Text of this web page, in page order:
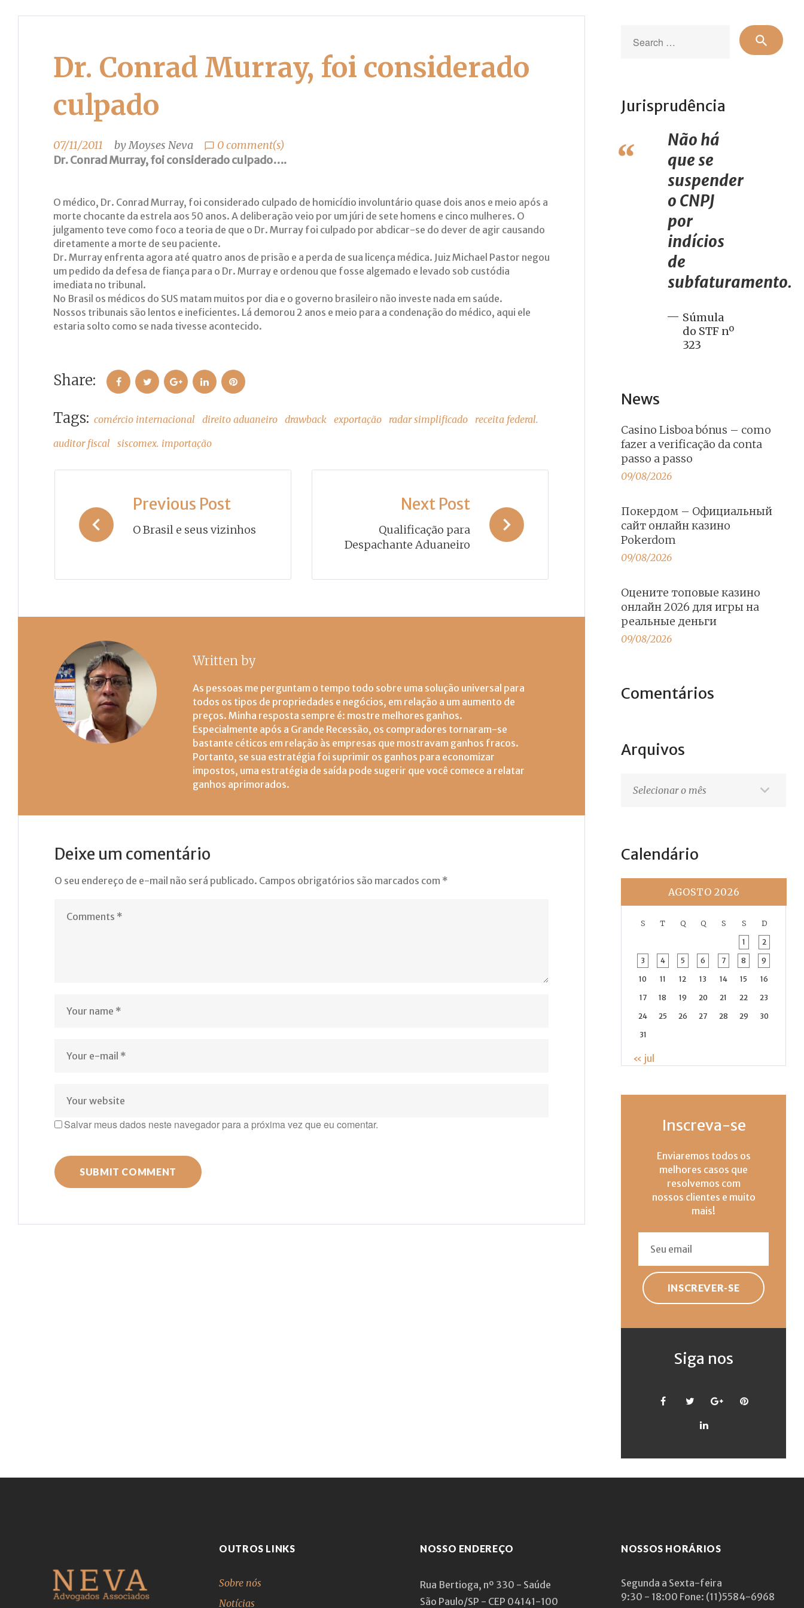
Dr. Conrad Murray, foi considerado
culpado
07/11/2011 byMoyses Neva chat_bubble_outline 0 comment(s)
Dr. Conrad Murray, foi considerado culpado….
O médico, Dr. Conrad Murray, foi considerado culpado de homicídio involuntário quase dois anos e meio após a
morte chocante da estrela aos 50 anos. A deliberação veio por um júri de sete homens e cinco mulheres. O
julgamento teve como foco a teoria de que o Dr. Murray foi culpado por abdicar-se do dever de agir causando
diretamente a morte de seu paciente.
Dr. Murray enfrenta agora até quatro anos de prisão e a perda de sua licença médica. Juiz Michael Pastor negou
um pedido da defesa de fiança para o Dr. Murray e ordenou que fosse algemado e levado sob custódia
imediata no tribunal.
No Brasil os médicos do SUS matam muitos por dia e o governo brasileiro não investe nada em saúde.
Nossos tribunais são lentos e ineficientes. Lá demorou 2 anos e meio para a condenação do médico, aqui ele
estaria solto como se nada tivesse acontecido.
Share: FacebookTwitter Google+LinkedInPinterest
Tags: comércio internacional direito aduaneiro drawback exportação radar simplificado
receita federal.
auditor fiscal
siscomex. importação
Navegação
de
Previous Post
O Brasil e seus vizinhos
Next Post
Qualificação para
Despachante Aduaneiro
Written by
As pessoas me perguntam o tempo todo sobre uma solução universal para
todos os tipos de propriedades e negócios, em relação a um aumento de
preços. Minha resposta sempre é: mostre melhores ganhos.
Especialmente após a Grande Recessão, os compradores tornaram-se
bastante céticos em relação às empresas que mostravam ganhos fracos.
Portanto, se sua estratégia foi suprimir os ganhos para economizar
impostos, uma estratégia de saída pode sugerir que você comece a relatar
ganhos aprimorados.
Deixe um comentário
O seu endereço de e-mail não será publicado. Campos obrigatórios são marcados com *
Salvar meus dados neste navegador para a próxima vez que eu comentar.
for:
search
Jurisprudência
Não há
que se
suspender
o CNPJ
por
indícios
de
subfaturamento.
Súmula
do STF nº
323
News
Casino Lisboa bónus – como
fazer a verificação da conta
passo a passo
09/08/2026
Покердом – Официальный
сайт онлайн казино
Pokerdom
09/08/2026
Оцените топовые казино
онлайн 2026 для игры на
реальные деньги
09/08/2026
Comentários
Arquivos
Calendário
AGOSTO 2026
S T Q Q S S D
1 2
3 4 5 6 7 8 9
10 11 12 13 14 15 16
17 18 19 20 21 22 23
24 25 26 27 28 29 30
31
« jul
Inscreva-se
Enviaremos todos os
melhores casos que
resolvemos com
nossos clientes e muito
mais!
INSCREVER-SE
Siga nos
FacebookTwitter
OUTROS LINKS
Sobre nós
Notícias
NOSSO ENDEREÇO
Rua Bertioga, nº 330 - Saúde
São Paulo/SP - CEP 04141-100
NOSSOS HORÁRIOS
Segunda a Sexta-feira
9:30 - 18:00 Fone: (11)5584-6968